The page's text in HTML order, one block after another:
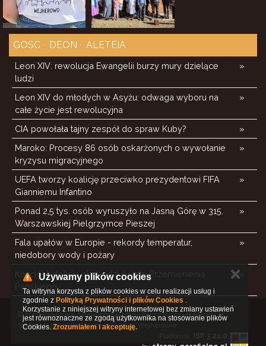
GOSC DEON ALETEIA
»
Leon XIV: rewolucja Ewangelii burzy mury dzielące
ludzi
»
Leon XIV do młodych w Asyżu: odwaga wyboru na
całe życie jest rewolucyjna
»
CIA powołała tajny zespół do spraw Kuby?
»
Maroko: Procesy 86 osób oskarżonych o wywołanie
kryzysu migracyjnego
»
UEFA tworzy koalicję przeciwko prezydentowi FIFA
Gianniemu Infantino
»
Ponad 2,5 tys. osób wyruszyło na Jasną Górę w 315.
Warszawskiej Pielgrzymce Pieszej
»
Fala upałów w Europie - rekordy temperatur,
niedobory wody i pożary
»
Kościół katolicki obchodzi święto Przemienienia
Pańskiego
© 2017 Parafia pw. Najświętszej Maryi Panny Królowej Polski i bł.
Stefana Kardynała Wyszyńskiego w Wejherowie
ISP 3.21.0
Używamy plików cookies
Ta witryna korzysta z plików cookies w celu realizacji usług i
zgodnie z Polityką Prywatności i plików Cookies .
Korzystanie z niniejszej witryny internetowej bez zmiany ustawień
jest równoznaczne ze zgodą użytkownika na stosowanie plików
Cookies. Zrozumiałem i akceptuję.
✕